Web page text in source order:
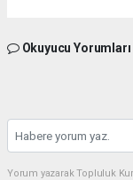
Okuyucu Yorumları
Yorum yazarak Topluluk